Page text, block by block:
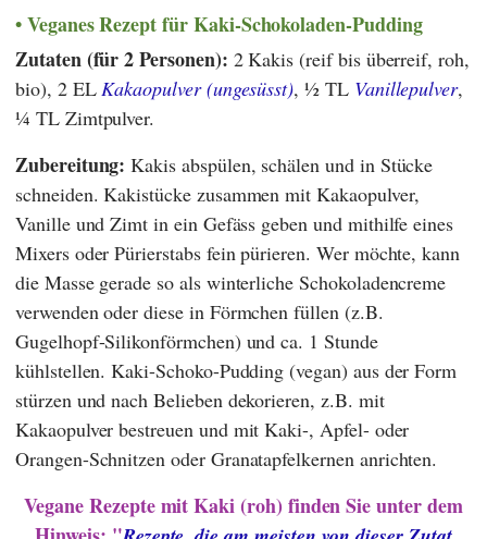
Veganes Rezept für Kaki-Schokoladen-Pudding
Zutaten (für 2 Personen): 2 Kakis (reif bis überreif, roh,
bio), 2 ELKakaopulver (ungesüsst), ½ TL Vanillepulver,
¼ TL Zimtpulver.
Zubereitung:Kakis abspülen, schälen und in Stücke
schneiden. Kakistücke zusammen mit Kakaopulver,
Vanille und Zimt in ein Gefäss geben und mithilfe eines
Mixers oder Pürierstabs fein pürieren. Wer möchte, kann
die Masse gerade so als winterliche Schokoladencreme
verwenden oder diese in Förmchen füllen (z.B.
Gugelhopf-Silikonförmchen) und ca. 1 Stunde
kühlstellen. Kaki-Schoko-Pudding (vegan) aus der Form
stürzen und nach Belieben dekorieren, z.B. mit
Kakaopulver bestreuen und mit Kaki-, Apfel- oder
Orangen-Schnitzen oder Granatapfelkernen anrichten.
Vegane Rezepte mit Kaki (roh) finden Sie unter dem